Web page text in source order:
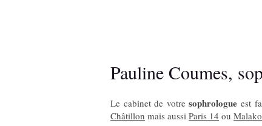
Pauline Coumes,
Le cabinet de votresophrologue est
Châtillon mais aussi Paris 14 ou